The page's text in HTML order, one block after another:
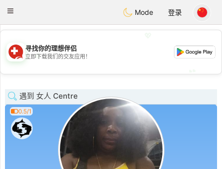
Suissi
Toggle
Mode 登录
💖
💕
寻找你的理想伴侣
立即下载我们的交友应用！
遇到 女人 Centre
0.5/1